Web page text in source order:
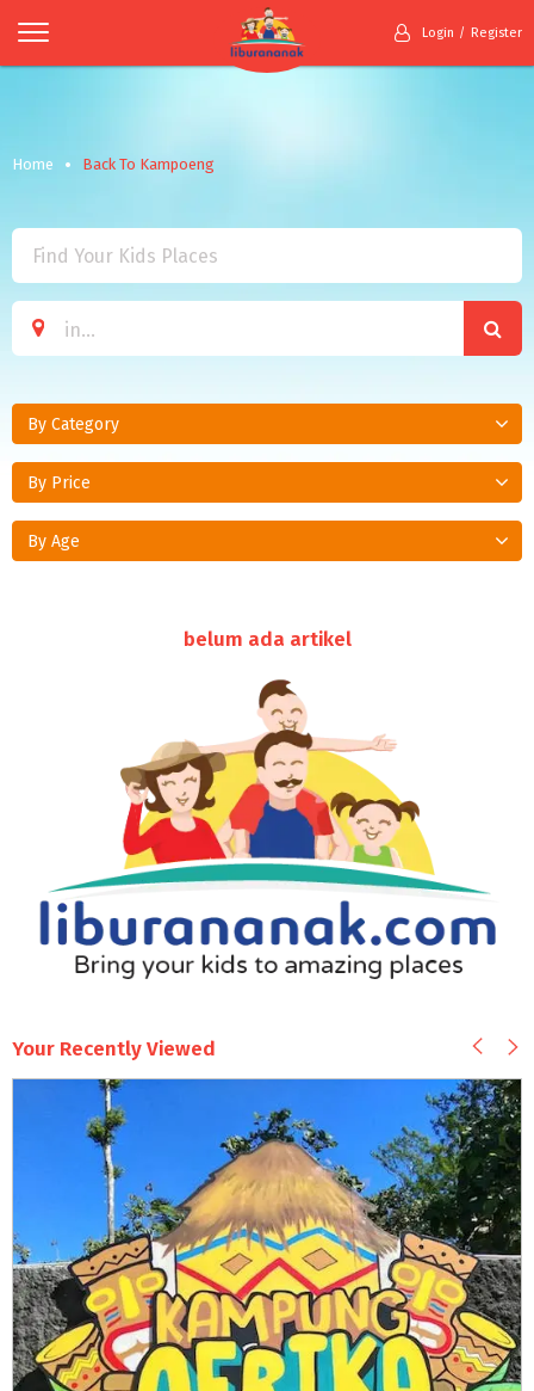
Login Register
Home Back To Kampoeng
By Category
By Price
By Age
belum ada artikel
Your Recently Viewed